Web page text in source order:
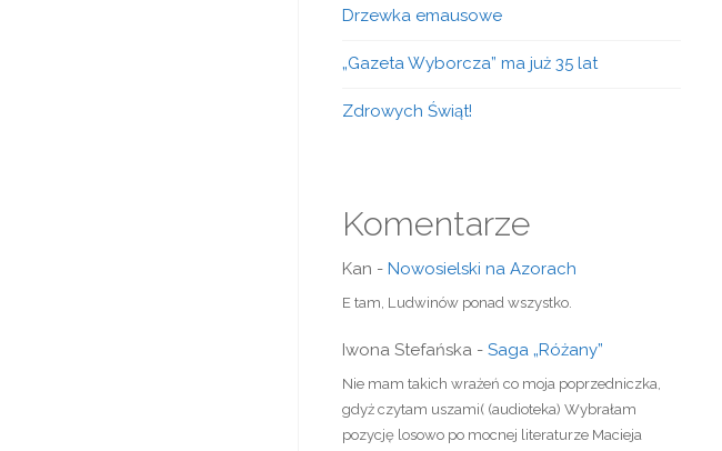
Drzewka emausowe
„Gazeta Wyborcza” ma już 35 lat
Zdrowych Świąt!
Komentarze
Kan - Nowosielski na Azorach
E tam, Ludwinów ponad wszystko.
Iwona Stefańska - Saga „Różany”
Nie mam takich wrażeń co moja poprzedniczka,
gdyż czytam uszami( (audioteka) Wybrałam
pozycję losowo po mocnej literaturze Macieja